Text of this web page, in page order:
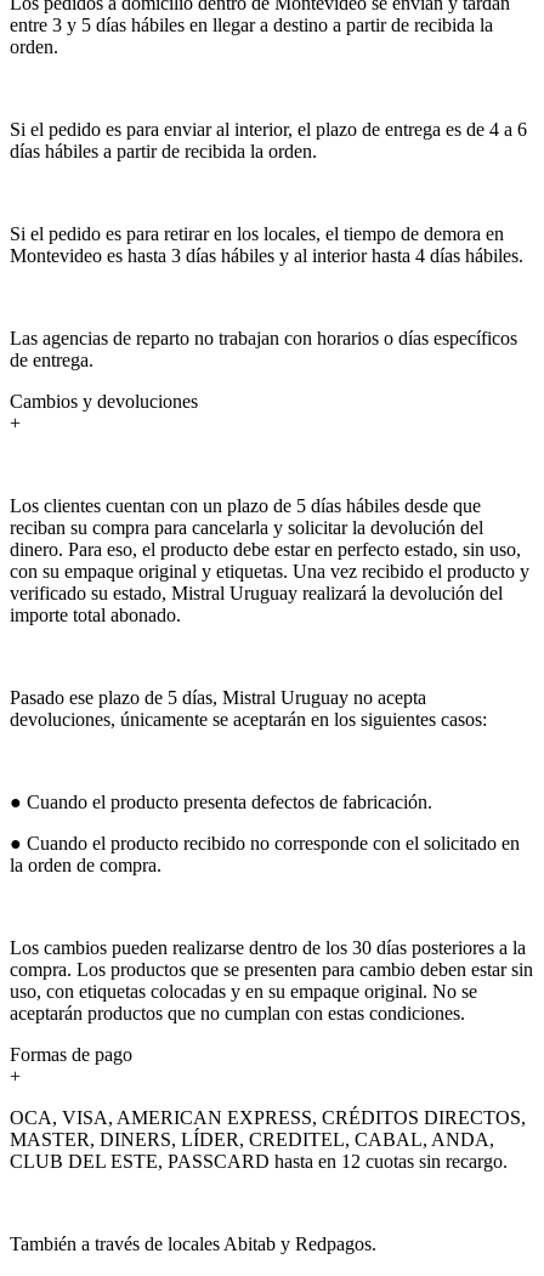
entre 3 y 5 días hábiles en llegar a destino a partir de recibida la
orden.
Si el pedido es para enviar al interior, el plazo de entrega es de 4 a 6
días hábiles a partir de recibida la orden.
Si el pedido es para retirar en los locales, el tiempo de demora en
Montevideo es hasta 3 días hábiles y al interior hasta 4 días hábiles.
Las agencias de reparto no trabajan con horarios o días específicos
de entrega.
Cambios y devoluciones
+
Los clientes cuentan con un plazo de 5 días hábiles desde que
reciban su compra para cancelarla y solicitar la devolución del
dinero. Para eso, el producto debe estar en perfecto estado, sin uso,
con su empaque original y etiquetas. Una vez recibido el producto y
verificado su estado, Mistral Uruguay realizará la devolución del
importe total abonado.
Pasado ese plazo de 5 días, Mistral Uruguay no acepta
devoluciones, únicamente se aceptarán en los siguientes casos:
● Cuando el producto presenta defectos de fabricación.
● Cuando el producto recibido no corresponde con el solicitado en
la orden de compra.
Los cambios pueden realizarse dentro de los 30 días posteriores a la
compra. Los productos que se presenten para cambio deben estar sin
uso, con etiquetas colocadas y en su empaque original. No se
aceptarán productos que no cumplan con estas condiciones.
Formas de pago
+
OCA, VISA, AMERICAN EXPRESS, CRÉDITOS DIRECTOS,
MASTER, DINERS, LÍDER, CREDITEL, CABAL, ANDA,
CLUB DEL ESTE, PASSCARD hasta en 12 cuotas sin recargo.
También a través de locales Abitab y Redpagos.